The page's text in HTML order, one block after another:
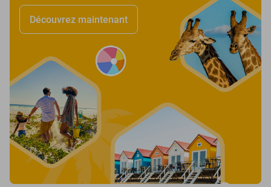
Découvrez maintenant